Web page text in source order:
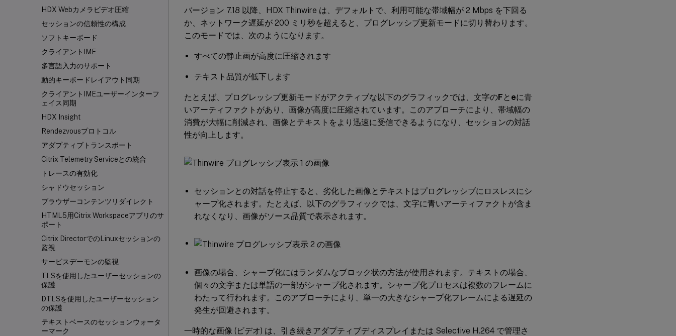
HDX Webカメラビデオ圧縮
セッションの信頼性の構成
ソフトキーボード
クライアントIME
多言語入力のサポート
動的キーボードレイアウト同期
クライアントIMEユーザーインターフ
ェイス同期
HDX Insight
Rendezvousプロトコル
アダプティブトランスポート
Citrix Telemetry Serviceとの統合
トレースの有効化
シャドウセッション
ブラウザーコンテンツリダイレクト
HTML5用Citrix Workspaceアプリのサ
ポート
Citrix DirectorでのLinuxセッションの
監視
サービスデーモンの監視
TLSを使用したユーザーセッションの
保護
DTLSを使用したユーザーセッション
の保護
テキストベースのセッションウォータ
ーマーク
バージョン 7.18 以降、HDX Thinwire は、デフォルトで、利用可能な帯域幅が 2 Mbps を下回る
か、ネットワーク遅延が 200 ミリ秒を超えると、プログレッシブ更新モードに切り替わります。
このモードでは、次のようになります。
すべての静止画が高度に圧縮されます
テキスト品質が低下します
たとえば、プログレッシブ更新モードがアクティブな以下のグラフィックでは、文字のF と eに青
いアーティファクトがあり、画像が高度に圧縮されています。このアプローチにより、帯域幅の
消費が大幅に削減され、画像とテキストをより迅速に受信できるようになり、セッションの対話
性が向上します。
セッションとの対話を停止すると、劣化した画像とテキストはプログレッシブにロスレスにシ
ャープ化されます。たとえば、以下のグラフィックでは、文字に青いアーティファクトが含ま
れなくなり、画像がソース品質で表示されます。
画像の場合、シャープ化にはランダムなブロック状の方法が使用されます。テキストの場合、
個々の文字または単語の一部がシャープ化されます。シャープ化プロセスは複数のフレームに
わたって行われます。このアプローチにより、単一の大きなシャープ化フレームによる遅延の
発生が回避されます。
一時的な画像 (ビデオ) は、引き続きアダプティブディスプレイまたは Selective H.264 で管理さ